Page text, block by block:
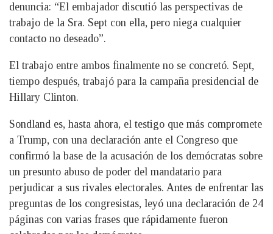
denuncia: “El embajador discutió las perspectivas de
trabajo de la Sra. Sept con ella, pero niega cualquier
contacto no deseado”.
El trabajo entre ambos finalmente no se concretó. Sept,
tiempo después, trabajó para la campaña presidencial de
Hillary Clinton.
Sondland es, hasta ahora, el testigo que más compromete
a Trump, con una declaración ante el Congreso que
confirmó la base de la acusación de los demócratas sobre
un presunto abuso de poder del mandatario para
perjudicar a sus rivales electorales. Antes de enfrentar las
preguntas de los congresistas, leyó una declaración de 24
páginas con varias frases que rápidamente fueron